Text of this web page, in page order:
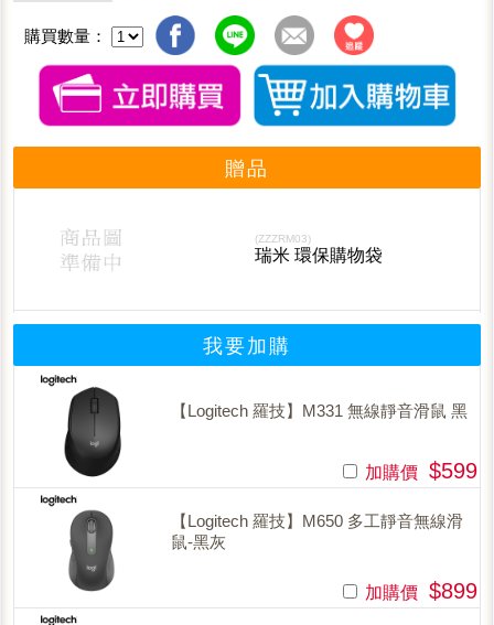
購買數量：
贈品
(ZZZRM03)
瑞米 環保購物袋
我要加購
【Logitech 羅技】M331 無線靜音滑鼠 黑
加購價 $599
【Logitech 羅技】M650 多工靜音無線滑
鼠-黑灰
加購價 $899